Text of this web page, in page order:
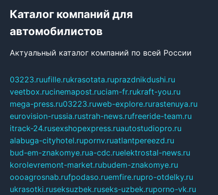
Каталог компаний для
автомобилистов
Актуальный каталог компаний по всей России
03223.ruufille.rukrasotata.ruprazdnikdushi.ru
veetbox.rucinemapost.ruciam-fr.rukraft-you.ru
mega-press.ru03223.ruweb-explore.rurastenuya.ru
eurovision-russia.rustrah-news.rufreeride-team.ru
itrack-24.rusexshopexpress.ruautostudiopro.ru
alabuga-cityhotel.rupornv.ruatlantpereezd.ru
bud-em-znakomye.rua-cdc.ruelektrostal-news.ru
korolevremont-market.rubudem-znakomye.ru
oooagrosnab.rufpodaso.ruemfire.rupro-otdelky.ru
ukrasotki.ruseksuzbek.ruseks-uzbek.ruporno-vk.ru